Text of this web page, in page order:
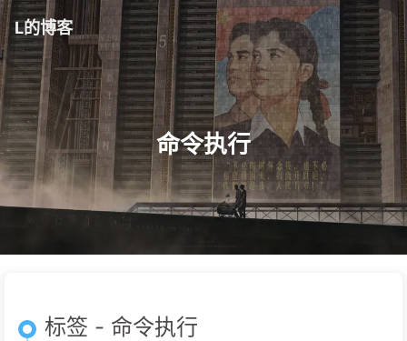
L的博客
命令执行
标签 - 命令执行